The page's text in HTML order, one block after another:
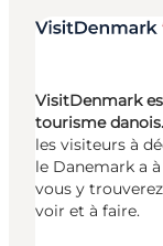
VisitDenmark
tourisme danois.
les visiteurs à
le Danemark a
vous y
voir et à faire.